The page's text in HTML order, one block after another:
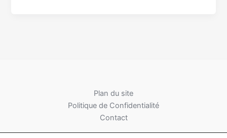
Plan du site
Politique de Confidentialité
Contact